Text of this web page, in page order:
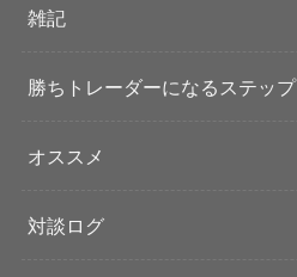
雑記
勝ちトレーダーになるステップ
オススメ
対談ログ